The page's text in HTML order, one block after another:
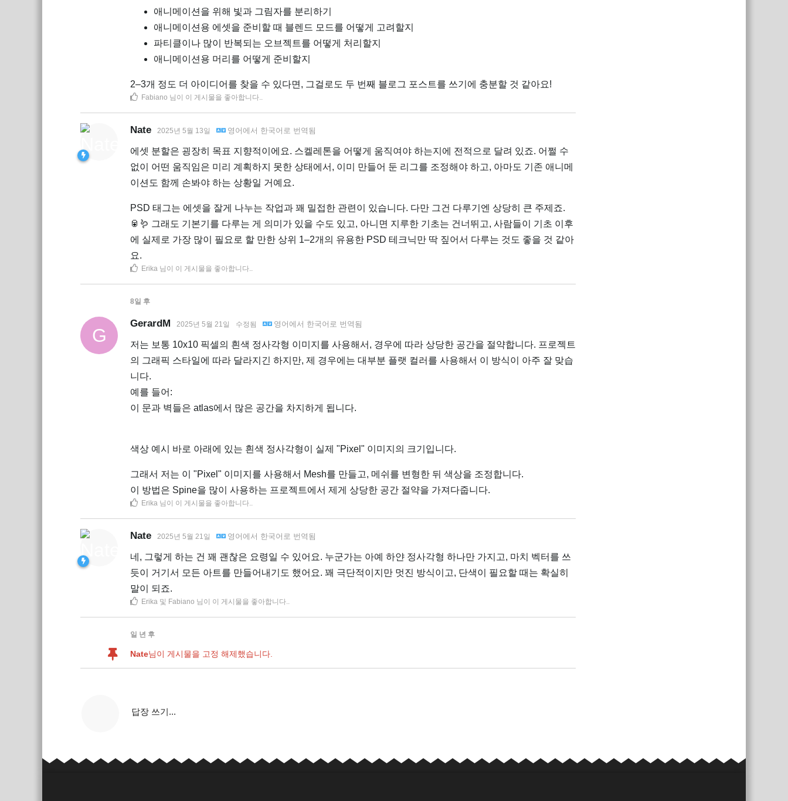
애니메이션을 위해 빛과 그림자를 분리하기
애니메이션용 에셋을 준비할 때 블렌드 모드를 어떻게 고려할지
파티클이나 많이 반복되는 오브젝트를 어떻게 처리할지
애니메이션용 머리를 어떻게 준비할지
2–3개 정도 더 아이디어를 찾을 수 있다면, 그걸로도 두 번째 블로그 포스트를 쓰기에 충분할 것 같아요!
Fabiano 님이 이 게시물을 좋아합니다..
Nate 2025년 5월 13일 영어 에서 한국어 로 번역됨
에셋 분할은 굉장히 목표 지향적이에요. 스켈레톤을 어떻게 움직여야 하는지에 전적으로 달려 있죠. 어쩔 수
없이 어떤 움직임은 미리 계획하지 못한 상태에서, 이미 만들어 둔 리그를 조정해야 하고, 아마도 기존 애니메
이션도 함께 손봐야 하는 상황일 거예요.
PSD 태그는 에셋을 잘게 나누는 작업과 꽤 밀접한 관련이 있습니다. 다만 그건 다루기엔 상당히 큰 주제죠.
🥫🪱 그래도 기본기를 다루는 게 의미가 있을 수도 있고, 아니면 지루한 기초는 건너뛰고, 사람들이 기초 이후
에 실제로 가장 많이 필요로 할 만한 상위 1–2개의 유용한 PSD 테크닉만 딱 짚어서 다루는 것도 좋을 것 같아
요.
Erika 님이 이 게시물을 좋아합니다..
8일 후
G
GerardM 2025년 5월 21일 수정됨 영어 에서 한국어 로 번역됨
저는 보통 10x10 픽셀의 흰색 정사각형 이미지를 사용해서, 경우에 따라 상당한 공간을 절약합니다. 프로젝트
의 그래픽 스타일에 따라 달라지긴 하지만, 제 경우에는 대부분 플랫 컬러를 사용해서 이 방식이 아주 잘 맞습
니다.
예를 들어:
이 문과 벽들은 atlas에서 많은 공간을 차지하게 됩니다.
색상 예시 바로 아래에 있는 흰색 정사각형이 실제 "Pixel" 이미지의 크기입니다.
그래서 저는 이 "Pixel" 이미지를 사용해서 Mesh를 만들고, 메쉬를 변형한 뒤 색상을 조정합니다.
이 방법은 Spine을 많이 사용하는 프로젝트에서 제게 상당한 공간 절약을 가져다줍니다.
Erika 님이 이 게시물을 좋아합니다..
Nate 2025년 5월 21일 영어 에서 한국어 로 번역됨
네, 그렇게 하는 건 꽤 괜찮은 요령일 수 있어요. 누군가는 아예 하얀 정사각형 하나만 가지고, 마치 벡터를 쓰
듯이 거기서 모든 아트를 만들어내기도 했어요. 꽤 극단적이지만 멋진 방식이고, 단색이 필요할 때는 확실히
말이 되죠.
Erika 및 Fabiano 님이 이 게시물을 좋아합니다..
일 년 후
Nate님이 게시물을 고정 해제했습니다.
답장 쓰기...